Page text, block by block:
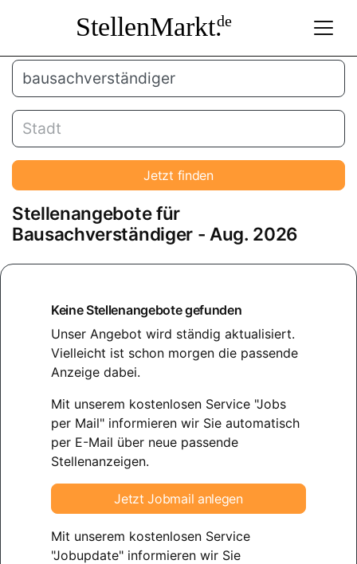
StellenMarkt.de
Jetzt finden
Stellenangebote für
Bausachverständiger- Aug. 2026
Keine Stellenangebote gefunden
Unser Angebot wird ständig aktualisiert.
Vielleicht ist schon morgen die passende
Anzeige dabei.
Mit unserem kostenlosen Service "Jobs
per Mail" informieren wir Sie automatisch
per E-Mail über neue passende
Stellenanzeigen.
Jetzt Jobmail anlegen
Mit unserem kostenlosen Service
"Jobupdate" informieren wir Sie